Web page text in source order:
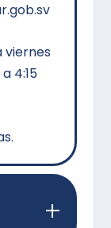
viernes
4:15